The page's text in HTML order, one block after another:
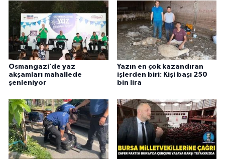
Osmangazi’de yaz
akşamları mahallede
şenleniyor
Yazın en çok kazandıran
işlerden biri: Kişi başı 250
bin lira